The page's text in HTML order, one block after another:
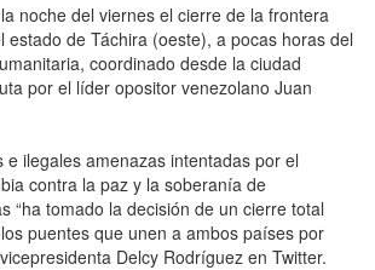
noche del viernes el cierre de la frontera
estado de Táchira (oeste), a pocas horas del
coordinado desde la ciudad
por el líder opositor venezolano Juan
e ilegales amenazas intentadas por el
contra la paz y la soberanía de
“ha tomado la decisión de un cierre total
puentes que unen a ambos países por
Delcy Rodríguez en Twitter.